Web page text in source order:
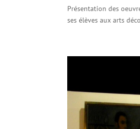
Présentation des
ses élèves aux arts